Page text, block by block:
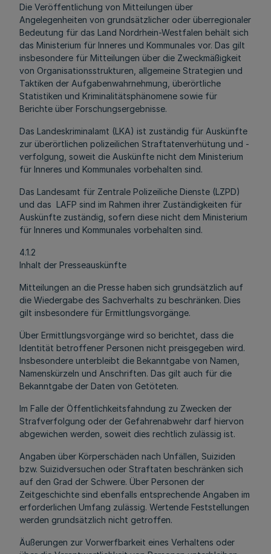
Die Veröffentlichung von Mitteilungen über
Angelegenheiten von grundsätzlicher oder überregionaler
Bedeutung für das Land Nordrhein-Westfalen behält sich
das Ministerium für Inneres und Kommunales vor. Das gilt
insbesondere für Mitteilungen über die Zweckmäßigkeit
von Organisationsstrukturen, allgemeine Strategien und
Taktiken der Aufgabenwahrnehmung, überörtliche
Statistiken und Kriminalitätsphänomene sowie für
Berichte über Forschungsergebnisse.
Das Landeskriminalamt (LKA) ist zuständig für Auskünfte
zur überörtlichen polizeilichen Straftatenverhütung und -
verfolgung, soweit die Auskünfte nicht dem Ministerium
für Inneres und Kommunales vorbehalten sind.
Das Landesamt für Zentrale Polizeiliche Dienste (LZPD)
und das LAFP sind im Rahmen ihrer Zuständigkeiten für
Auskünfte zuständig, sofern diese nicht dem Ministerium
für Inneres und Kommunales vorbehalten sind.
4.1.2
Inhalt der Presseauskünfte
Mitteilungen an die Presse haben sich grundsätzlich auf
die Wiedergabe des Sachverhalts zu beschränken. Dies
gilt insbesondere für Ermittlungsvorgänge.
Über Ermittlungsvorgänge wird so berichtet, dass die
Identität betroffener Personen nicht preisgegeben wird.
Insbesondere unterbleibt die Bekanntgabe von Namen,
Namenskürzeln und Anschriften. Das gilt auch für die
Bekanntgabe der Daten von Getöteten.
Im Falle der Öffentlichkeitsfahndung zu Zwecken der
Strafverfolgung oder der Gefahrenabwehr darf hiervon
abgewichen werden, soweit dies rechtlich zulässig ist.
Angaben über Körperschäden nach Unfällen, Suiziden
bzw. Suizidversuchen oder Straftaten beschränken sich
auf den Grad der Schwere. Über Personen der
Zeitgeschichte sind ebenfalls entsprechende Angaben im
erforderlichen Umfang zulässig. Wertende Feststellungen
werden grundsätzlich nicht getroffen.
Äußerungen zur Vorwerfbarkeit eines Verhaltens oder